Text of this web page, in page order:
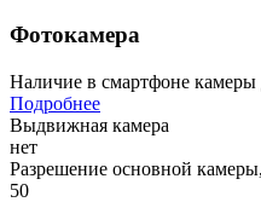
Фотокамера
Наличие в смартфоне камеры
Подробнее
Выдвижная камера
нет
Разрешение основной
50